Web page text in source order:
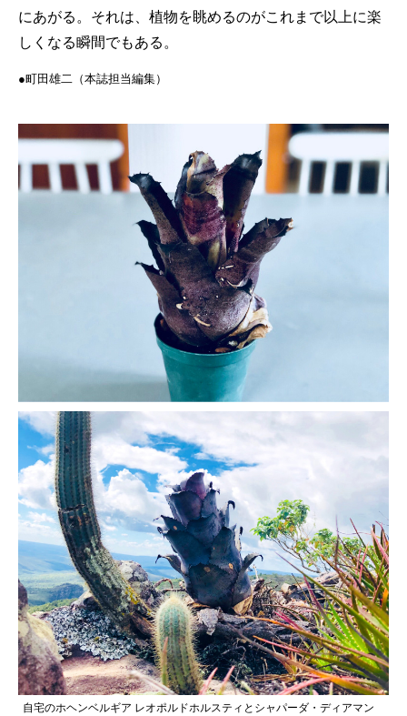
にあがる。それは、植物を眺めるのがこれまで以上に楽
しくなる瞬間でもある。
●町田雄二（本誌担当編集）
自宅のホヘンベルギア レオポルドホルスティとシャパーダ・ディアマン